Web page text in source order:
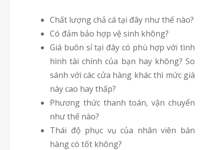
Chất lượng chả cá tại đây như thế nào?
Có đảm bảo hợp vệ sinh không?
Giá buôn sỉ tại đây có phù hợp với tình
hình tài chính của bạn hay không? So
sánh với các cửa hàng khác thì mức giá
này cao hay thấp?
Phương thức thanh toán, vận chuyển
như thế nào?
Thái độ phục vụ của nhân viên bán
hàng có tốt không?